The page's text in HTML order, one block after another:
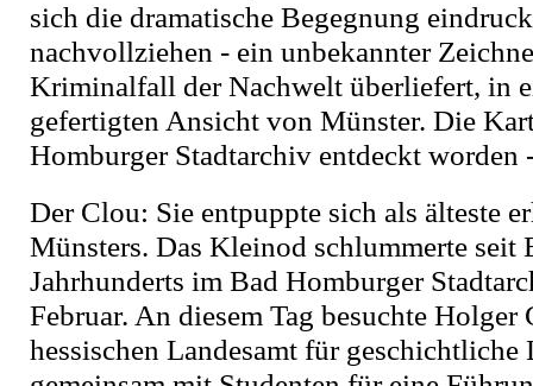
sich die dramatische Begegnung
nachvollziehen - ein unbekannter
Kriminalfall der Nachwelt überliefert, in
gefertigten Ansicht von Münster. Die
Homburger Stadtarchiv entdeckt worden
Der Clou: Sie entpuppte sich als älteste
Münsters. Das Kleinod schlummerte seit
Jahrhunderts im Bad Homburger
Februar. An diesem Tag besuchte Holger
hessischen Landesamt für geschichtliche